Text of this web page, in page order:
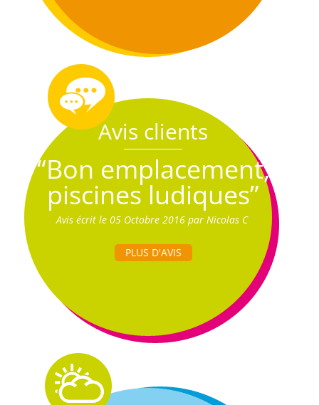
Avis clients
“Bon emplacement,
piscines ludiques”
Avis écrit le 05 Octobre 2016 par Nicolas C
PLUS D'AVIS